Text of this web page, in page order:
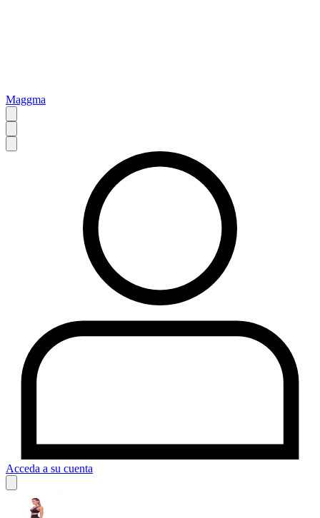
Maggma
Acceda a su cuenta